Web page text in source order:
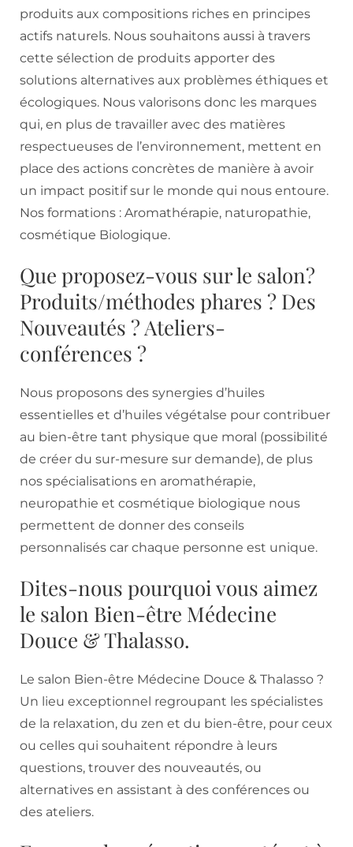
produits aux compositions riches en principes
actifs naturels. Nous souhaitons aussi à travers
cette sélection de produits apporter des
solutions alternatives aux problèmes éthiques et
écologiques. Nous valorisons donc les marques
qui, en plus de travailler avec des matières
respectueuses de l’environnement, mettent en
place des actions concrètes de manière à avoir
un impact positif sur le monde qui nous entoure.
Nos formations : Aromathérapie, naturopathie,
cosmétique Biologique.
Que proposez-vous sur le salon?
Produits/méthodes phares ? Des
Nouveautés ? Ateliers-
conférences ?
Nous proposons des synergies d’huiles
essentielles et d’huiles végétalse pour contribuer
au bien-être tant physique que moral (possibilité
de créer du sur-mesure sur demande), de plus
nos spécialisations en aromathérapie,
neuropathie et cosmétique biologique nous
permettent de donner des conseils
personnalisés car chaque personne est unique.
Dites-nous pourquoi vous aimez
le salon Bien-être Médecine
Douce & Thalasso.
Le salon Bien-être Médecine Douce & Thalasso ?
Un lieu exceptionnel regroupant les spécialistes
de la relaxation, du zen et du bien-être, pour ceux
ou celles qui souhaitent répondre à leurs
questions, trouver des nouveautés, ou
alternatives en assistant à des conférences ou
des ateliers.